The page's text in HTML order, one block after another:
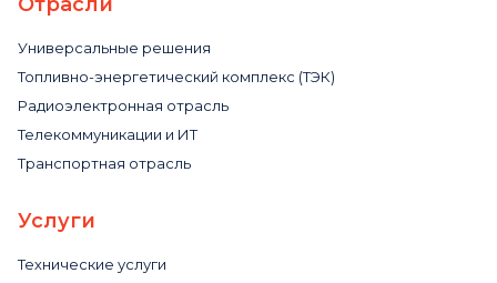
Универсальные решения
Топливно-энергетический комплекс (ТЭК)
Радиоэлектронная отрасль
Телекоммуникации и ИТ
Транспортная отрасль
Услуги
Технические услуги